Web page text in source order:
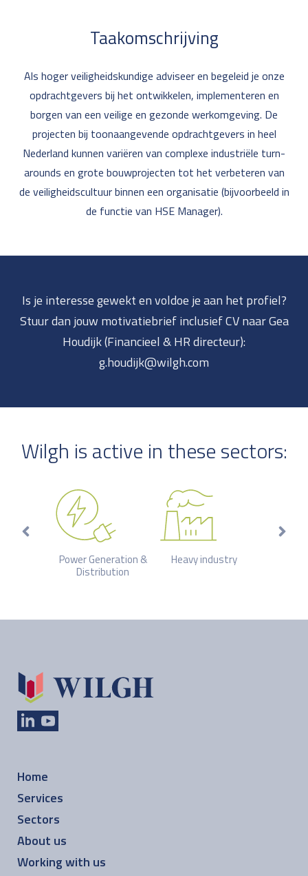
Taakomschrijving
Als hoger veiligheidskundige adviseer en begeleid je onze
opdrachtgevers bij het ontwikkelen, implementeren en
borgen van een veilige en gezonde werkomgeving. De
projecten bij toonaangevende opdrachtgevers in heel
Nederland kunnen variëren van complexe industriële turn-
arounds en grote bouwprojecten tot het verbeteren van
de veiligheidscultuur binnen een organisatie (bijvoorbeeld in
de functie van HSE Manager).
Is je interesse gewekt en voldoe je aan het profiel?
Stuur dan jouw motivatiebrief inclusief CV naar Gea
Houdijk (Financieel & HR directeur):
g.houdijk@wilgh.com
Wilgh is active in these sectors:
Power Generation &
Distribution
Heavy industry
Home
Services
Sectors
About us
Working with us